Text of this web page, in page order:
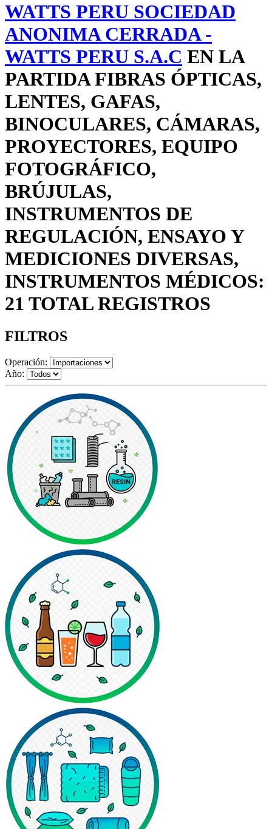
WATTS PERU SOCIEDAD
ANONIMA CERRADA -
WATTS PERU S.A.C EN LA
PARTIDA FIBRAS ÓPTICAS,
LENTES, GAFAS,
BINOCULARES, CÁMARAS,
PROYECTORES, EQUIPO
FOTOGRÁFICO,
BRÚJULAS,
INSTRUMENTOS DE
REGULACIÓN, ENSAYO Y
MEDICIONES DIVERSAS,
INSTRUMENTOS MÉDICOS:
21 TOTAL REGISTROS
FILTROS
Operación:
Año: